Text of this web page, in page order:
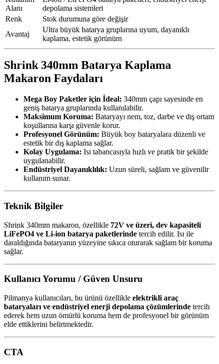
Alanı
depolama sistemleri
Renk
Stok durumuna göre değişir
Avantaj
Ultra büyük batarya gruplarına uyum, dayanıklı
kaplama, estetik görünüm
Shrink 340mm Batarya Kaplama
Makaron Faydaları
Mega Boy Paketler için İdeal: 340mm çapı sayesinde en
geniş batarya gruplarında kullanılabilir.
Maksimum Koruma: Bataryayı nem, toz, darbe ve dış ortam
koşullarına karşı güvenle korur.
Profesyonel Görünüm: Büyük boy bataryalara düzenli ve
estetik bir dış kaplama sağlar.
Kolay Uygulama: Isı tabancasıyla hızlı ve pratik bir şekilde
uygulanabilir.
Endüstriyel Dayanıklılık: Uzun süreli, sağlam ve güvenilir
kullanım sunar.
Teknik Bilgiler
Shrink 340mm makaron, özellikle 72V ve üzeri, dev kapasiteli
LiFePO4 ve Li-ion batarya paketlerinde tercih edilir. Isı ile
daraldığında bataryanın yüzeyine sıkıca oturarak sağlam bir koruma
sağlar.
Kullanıcı Yorumu / Güven Unsuru
Pilmanya kullanıcıları, bu ürünü özellikle elektrikli araç
bataryaları ve endüstriyel enerji depolama çözümlerinde tercih
ederek hem uzun ömürlü koruma hem de profesyonel bir görünüm
elde ettiklerini belirtmektedir.
CTA